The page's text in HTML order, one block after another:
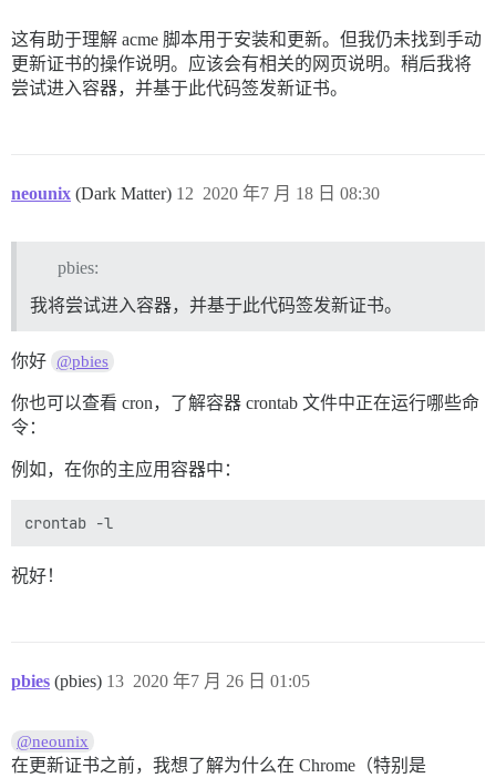
这有助于理解 acme 脚本用于安装和更新。但我仍未找到手动
更新证书的操作说明。应该会有相关的网页说明。稍后我将
尝试进入容器，并基于此代码签发新证书。
neounix (Dark Matter) 2020 年7 月 18 日 08:30
12
pbies:
我将尝试进入容器，并基于此代码签发新证书。
你好 @pbies
你也可以查看 cron，了解容器 crontab 文件中正在运行哪些命
令：
例如，在你的主应用容器中：
祝好！
pbies (pbies) 2020 年7 月 26 日 01:05
13
@neounix
在更新证书之前，我想了解为什么在 Chrome（特别是